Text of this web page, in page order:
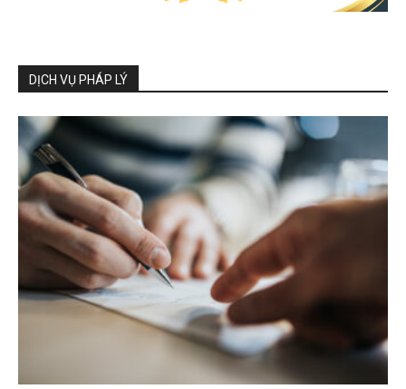
DỊCH VỤ PHÁP LÝ